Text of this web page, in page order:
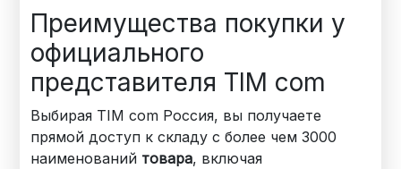
Преимущества покупки у
официального
представителя TIM com
Выбирая TIM com Россия, вы получаете
прямой доступ к складу с более чем 3000
наименований товара, включая